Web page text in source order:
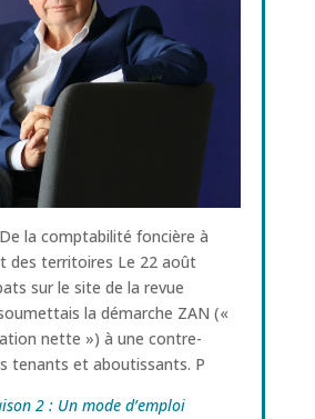
la comptabilité foncière à
des territoires Le 22 août
sur le site de la revue
la démarche ZAN («
nette ») à une contre-
tenants et aboutissants. P
2 : Un mode d’emploi